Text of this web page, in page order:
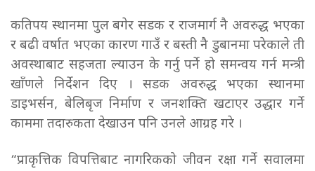
कतिपय स्थानमा पुल बगेर सडक र राजमार्ग नै अवरुद्ध भएका
र बढी वर्षात भएका कारण गाउँ र बस्ती नै डुबानमा परेकाले ती
अवस्थाबाट सहजता ल्याउन के गर्नु पर्ने हो समन्वय गर्न मन्त्री
खाँणले निर्देशन दिए । सडक अवरुद्ध भएका स्थानमा
डाइभर्सन, बेलिबृज निर्माण र जनशक्ति खटाएर उद्धार गर्ने
काममा तदारुकता देखाउन पनि उनले आग्रह गरे ।
“प्राकृत्तिक विपत्तिबाट नागरिकको जीवन रक्षा गर्ने सवालमा